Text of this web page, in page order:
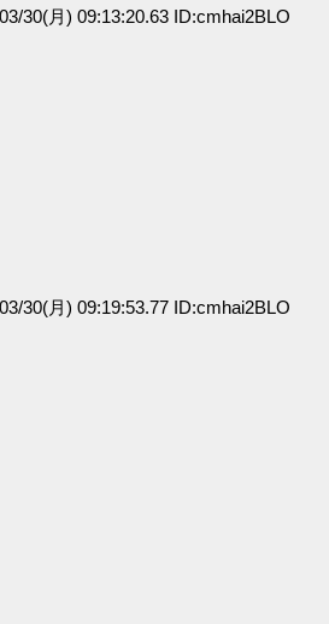
30(月) 09:13:20.63 ID:cmhai2BLO
30(月) 09:19:53.77 ID:cmhai2BLO